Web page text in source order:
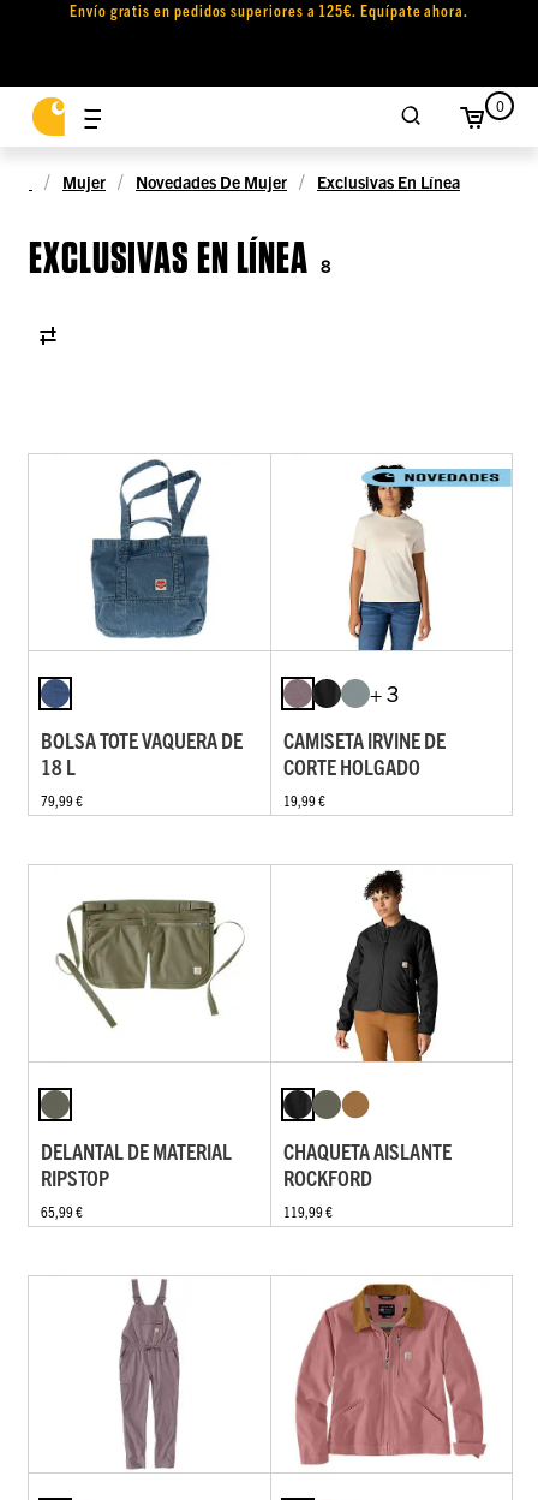
Envío gratis en pedidos superiores a 125€. Equípate ahora.
0
Mujer Novedades De Mujer Exclusivas En Línea
EXCLUSIVAS EN LÍNEA 8
BOLSA TOTE VAQUERA DE
18 L
79,99 €
+ 3
CAMISETA IRVINE DE
CORTE HOLGADO
19,99 €
DELANTAL DE MATERIAL
RIPSTOP
65,99 €
CHAQUETA AISLANTE
ROCKFORD
119,99 €